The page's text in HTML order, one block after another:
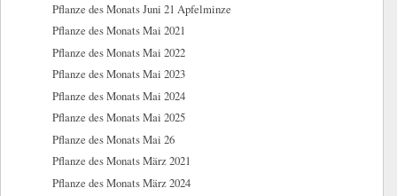
Pflanze des Monats Juni 21 Apfelminze
Pflanze des Monats Mai 2021
Pflanze des Monats Mai 2022
Pflanze des Monats Mai 2023
Pflanze des Monats Mai 2024
Pflanze des Monats Mai 2025
Pflanze des Monats Mai 26
Pflanze des Monats März 2021
Pflanze des Monats März 2024